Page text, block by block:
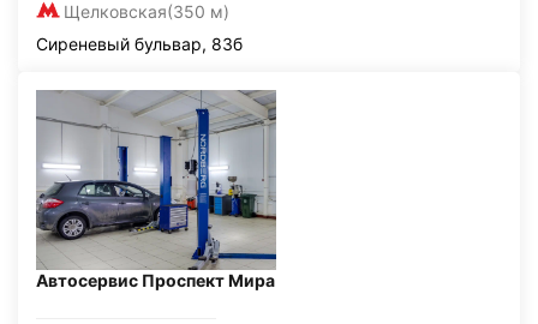
Щелковская(350 м)
Сиреневый бульвар, 83б
Автосервис Проспект Мира